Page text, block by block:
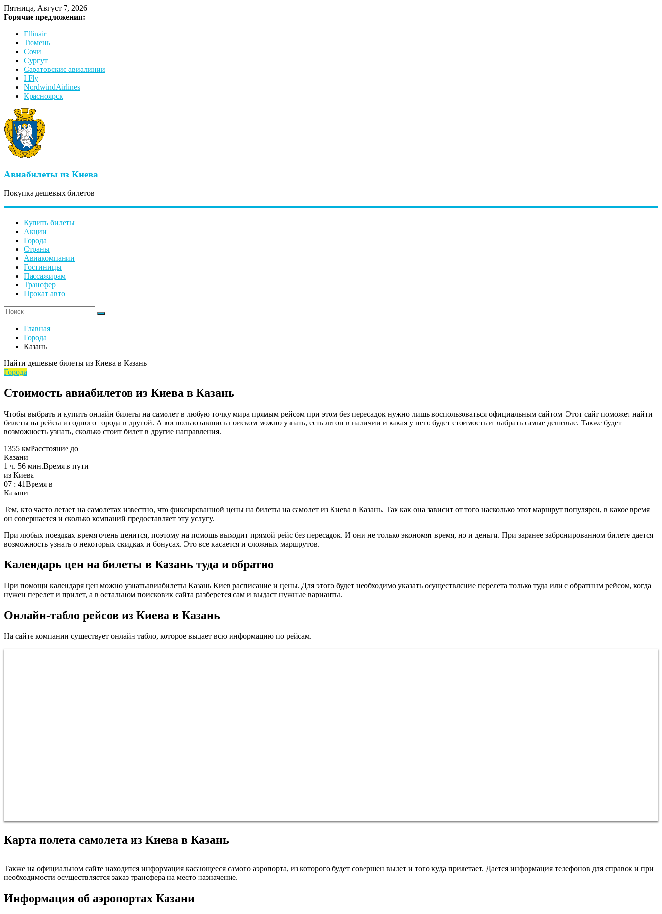
Пятница, Август 7, 2026
Горячие предложения:
Ellinair
Тюмень
Сочи
Сургут
Саратовские авиалинии
I Fly
NordwindAirlines
Красноярск
Авиабилеты из Киева
Покупка дешевых билетов
Купить билеты
Акции
Города
Страны
Авиакомпании
Гостиницы
Пассажирам
Трансфер
Прокат авто
Главная
Города
Казань
Найти дешевые билеты из Киева в Казань
Города
Стоимость авиабилетов из Киева в Казань
Чтобы выбрать и купить онлайн билеты на самолет в любую точку мира прямым рейсом при этом без пересадок нужно лишь воспользоваться официальным сайтом. Этот сайт поможет найти
билеты на рейсы из одного города в другой. А воспользовавшись поиском можно узнать, есть ли он в наличии и какая у него будет стоимость и выбрать самые дешевые. Также будет
возможность узнать, сколько стоит билет в другие направления.
1355 кмРасстояние до
Казани
1 ч. 56 мин.Время в пути
из Киева
07 : 41Время в
Казани
Тем, кто часто летает на самолетах известно, что фиксированной цены на билеты на самолет из Киева в Казань. Так как она зависит от того насколько этот маршрут популярен, в какое время
он совершается и сколько компаний предоставляет эту услугу.
При любых поездках время очень ценится, поэтому на помощь выходит прямой рейс без пересадок. И они не только экономят время, но и деньги. При заранее забронированном билете дается
возможность узнать о некоторых скидках и бонусах. Это все касается и сложных маршрутов.
Календарь цен на билеты в Казань туда и обратно
При помощи календаря цен можно узнатьавиабилеты Казань Киев расписание и цены. Для этого будет необходимо указать осуществление перелета только туда или с обратным рейсом, когда
нужен перелет и прилет, а в остальном поисковик сайта разберется сам и выдаст нужные варианты.
Онлайн-табло рейсов из Киева в Казань
На сайте компании существует онлайн табло, которое выдает всю информацию по рейсам.
Карта полета самолета из Киева в Казань
Также на официальном сайте находится информация касающееся самого аэропорта, из которого будет совершен вылет и того куда прилетает. Дается информация телефонов для справок и при
необходимости осуществляется заказ трансфера на место назначение.
Информация об аэропортах Казани